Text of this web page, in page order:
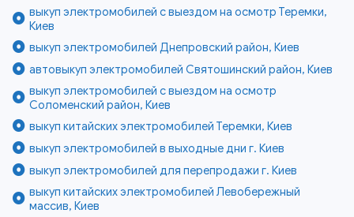
выкуп электромобилей с выездом на осмотр Теремки,
Киев
выкуп электромобилей Днепровский район, Киев
автовыкуп электромобилей Святошинский район, Киев
выкуп электромобилей с выездом на осмотр
Соломенский район, Киев
выкуп китайских электромобилей Теремки, Киев
выкуп электромобилей в выходные дни г. Киев
выкуп электромобилей для перепродажи г. Киев
выкуп китайских электромобилей Левобережный
массив, Киев